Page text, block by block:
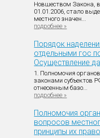
Новшеством Закона,
01.01.2006, стало
местного значен...
подробнее »
Порядок
отдельными гос
Осуществление
1. Полномочия
законами субъектов
отнесенным базо...
подробнее »
Полномочия
вопросов
принципы их